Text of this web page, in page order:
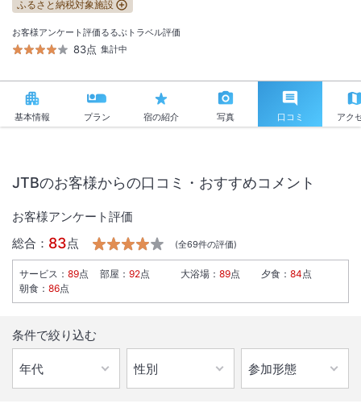
ふるさと納税対象施設
お客様アンケート評価
83点
るるぶトラベル評価
集計中
基本情報 プラン 宿の紹介 写真 口コミ アク
JTBのお客様からの口コミ・おすすめコメント
お客様アンケート評価
総合： 83点 (全69件の評価)
サービス ： 89点 部屋 ： 92点 大浴場 ： 89点 夕食 ： 84点
朝食 ： 86点
条件で絞り込む